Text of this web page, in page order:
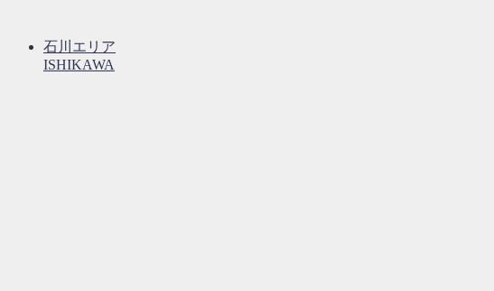
石川エリア
ISHIKAWA